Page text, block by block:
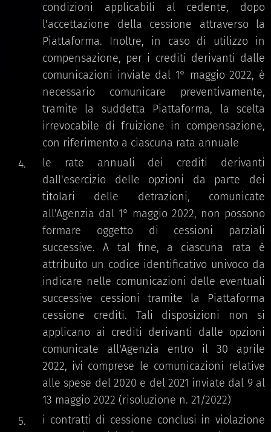
condizioni applicabili al cedente, dopo
l'accettazione della cessione attraverso la
Piattaforma. Inoltre, in caso di utilizzo in
compensazione, per i crediti derivanti dalle
comunicazioni inviate dal 1° maggio 2022, è
necessario comunicare preventivamente,
tramite la suddetta Piattaforma, la scelta
irrevocabile di fruizione in compensazione,
con riferimento a ciascuna rata annuale
le rate annuali dei crediti derivanti
dall'esercizio delle opzioni da parte dei
titolari delle detrazioni, comunicate
all'Agenzia dal 1° maggio 2022, non possono
formare oggetto di cessioni parziali
successive. A tal fine, a ciascuna rata è
attribuito un codice identificativo univoco da
indicare nelle comunicazioni delle eventuali
successive cessioni tramite la Piattaforma
cessione crediti. Tali disposizioni non si
applicano ai crediti derivanti dalle opzioni
comunicate all'Agenzia entro il 30 aprile
2022, ivi comprese le comunicazioni relative
alle spese del 2020 e del 2021 inviate dal 9 al
13 maggio 2022 (risoluzione n. 21/2022)
i contratti di cessione conclusi in violazione